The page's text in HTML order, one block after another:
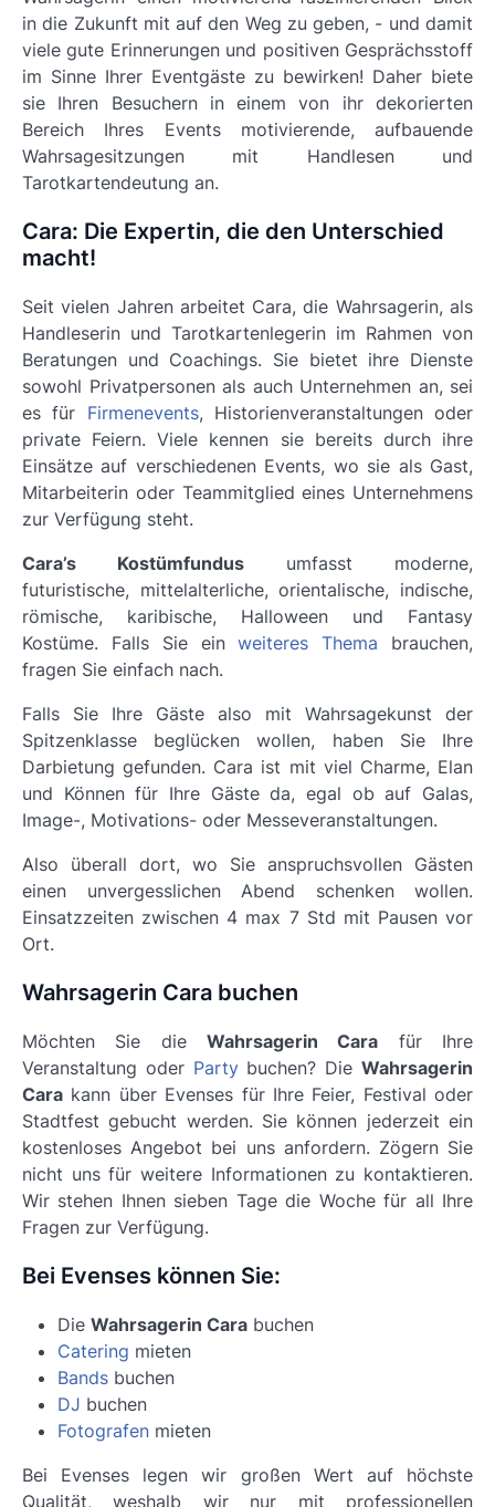
in die Zukunft mit auf den Weg zu geben, - und damit
viele gute Erinnerungen und positiven Gesprächsstoff
im Sinne Ihrer Eventgäste zu bewirken! Daher biete
sie Ihren Besuchern in einem von ihr dekorierten
Bereich Ihres Events motivierende, aufbauende
Wahrsagesitzungen mit Handlesen und
Tarotkartendeutung an.
Cara: Die Expertin, die den Unterschied
macht!
Seit vielen Jahren arbeitet Cara, die Wahrsagerin, als
Handleserin und Tarotkartenlegerin im Rahmen von
Beratungen und Coachings. Sie bietet ihre Dienste
sowohl Privatpersonen als auch Unternehmen an, sei
es für Firmenevents, Historienveranstaltungen oder
private Feiern. Viele kennen sie bereits durch ihre
Einsätze auf verschiedenen Events, wo sie als Gast,
Mitarbeiterin oder Teammitglied eines Unternehmens
zur Verfügung steht.
Cara’s Kostümfundus umfasst moderne,
futuristische, mittelalterliche, orientalische, indische,
römische, karibische, Halloween und Fantasy
Kostüme. Falls Sie einweiteres Thema brauchen,
fragen Sie einfach nach.
Falls Sie Ihre Gäste also mit Wahrsagekunst der
Spitzenklasse beglücken wollen, haben Sie Ihre
Darbietung gefunden. Cara ist mit viel Charme, Elan
und Können für Ihre Gäste da, egal ob auf Galas,
Image-, Motivations- oder Messeveranstaltungen.
Also überall dort, wo Sie anspruchsvollen Gästen
einen unvergesslichen Abend schenken wollen.
Einsatzzeiten zwischen 4 max 7 Std mit Pausen vor
Ort.
Wahrsagerin Cara buchen
Möchten Sie die Wahrsagerin Cara für Ihre
Veranstaltung oder Partybuchen? DieWahrsagerin
Cara kann über Evenses für Ihre Feier, Festival oder
Stadtfest gebucht werden. Sie können jederzeit ein
kostenloses Angebot bei uns anfordern. Zögern Sie
nicht uns für weitere Informationen zu kontaktieren.
Wir stehen Ihnen sieben Tage die Woche für all Ihre
Fragen zur Verfügung.
Bei Evenses können Sie:
Die Wahrsagerin Cara buchen
Catering mieten
Bands buchen
DJ buchen
Fotografen mieten
Bei Evenses legen wir großen Wert auf höchste
Qualität, weshalb wir nur mit professionellen